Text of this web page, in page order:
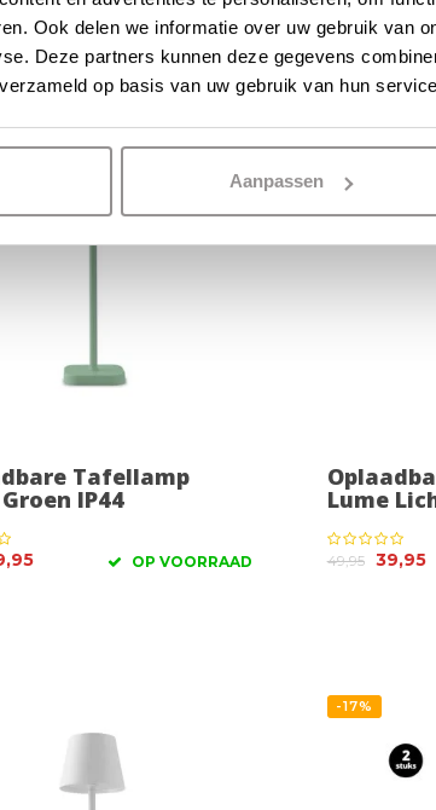
Ook delen we informatie over uw gebruik van
Deze partners kunnen deze gegevens
op basis van uw gebruik van hun
Aanpassen
OP VOORRAAD 29,99
Tafellamp
IP44
OP VOORRAAD
-20%
Lume
49,95 39,95
-17%